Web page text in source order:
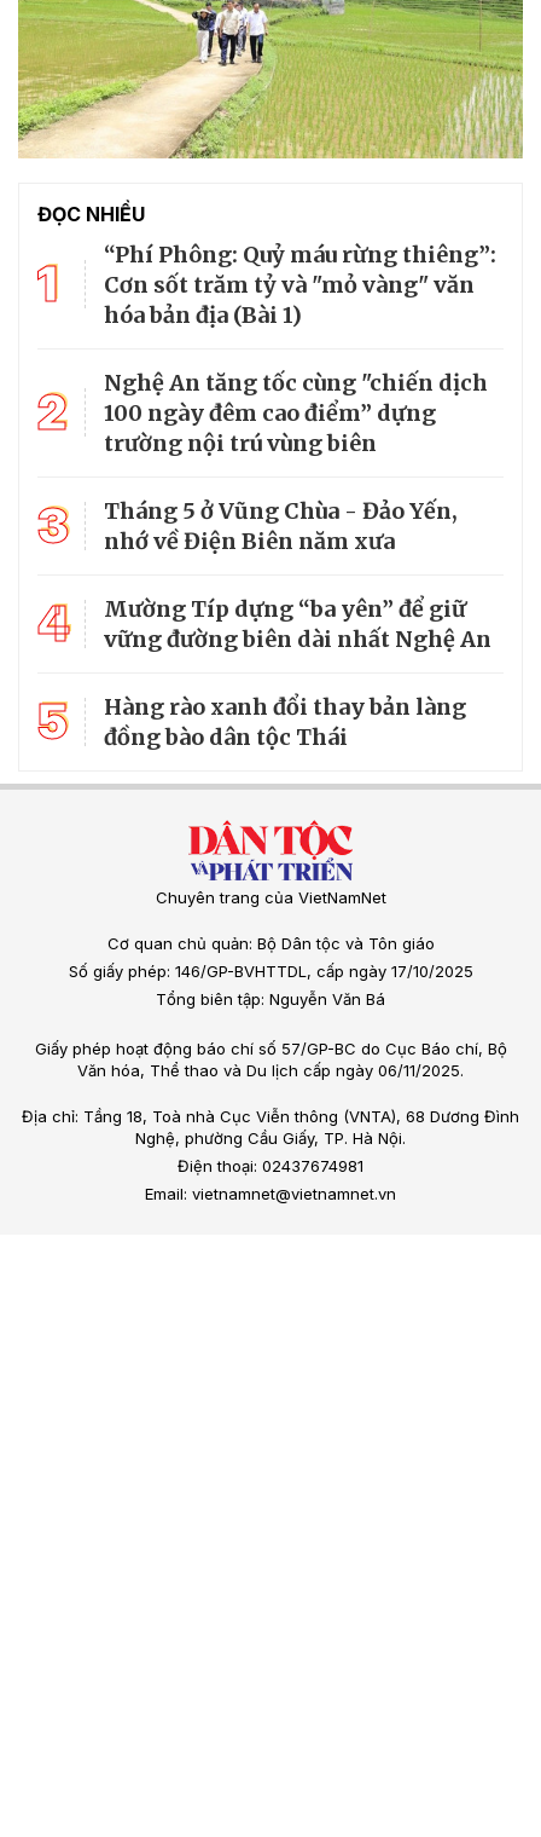
ĐỌC NHIỀU
1
“Phí Phông: Quỷ máu rừng thiêng”:
Cơn sốt trăm tỷ và "mỏ vàng" văn
hóa bản địa (Bài 1)
2
Nghệ An tăng tốc cùng "chiến dịch
100 ngày đêm cao điểm” dựng
trường nội trú vùng biên
3
Tháng 5 ở Vũng Chùa - Đảo Yến,
nhớ về Điện Biên năm xưa
4
Mường Típ dựng “ba yên” để giữ
vững đường biên dài nhất Nghệ An
5
Hàng rào xanh đổi thay bản làng
đồng bào dân tộc Thái
Chuyên trang của VietNamNet
Cơ quan chủ quản: Bộ Dân tộc và Tôn giáo
Số giấy phép: 146/GP-BVHTTDL, cấp ngày 17/10/2025
Tổng biên tập: Nguyễn Văn Bá
Giấy phép hoạt động báo chí số 57/GP-BC do Cục Báo chí, Bộ
Văn hóa, Thể thao và Du lịch cấp ngày 06/11/2025.
Địa chỉ: Tầng 18, Toà nhà Cục Viễn thông (VNTA), 68 Dương Đình
Nghệ, phường Cầu Giấy, TP. Hà Nội.
Điện thoại: 02437674981
Email: vietnamnet@vietnamnet.vn